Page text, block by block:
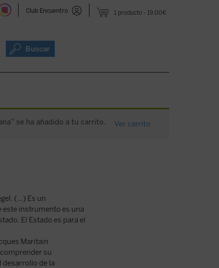
1 producto 19,00€
Club Encuentro
Buscar
se ha añadido a tu carrito. Ver carrito
(...) Es un
instrumento es una
El Estado es para el
Maritain
su
desarrollo de la